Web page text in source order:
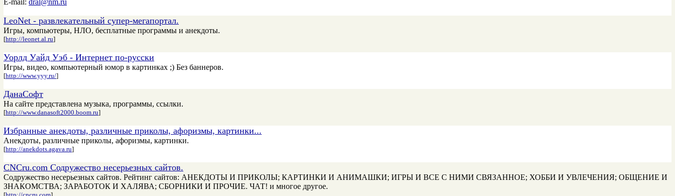
E-mail: dral@nm.ru
LeoNet - развлекательный супер-мегапортал.
Игры, компьютеры, НЛО, бесплатные программы и анекдоты.
[http://leonet.al.ru]
Уорлд Уайд Уэб - Интернет по-русски
Игры, видео, компьютерный юмор в картинках ;) Без баннеров.
[http://www.yyy.ru/]
ДанаСофт
На сайте представлена музыка, программы, ссылки.
[http://www.danasoft2000.boom.ru]
Избранные анекдоты, различные приколы, афоризмы, картинки...
Анекдоты, различные приколы, афоризмы, картинки.
[http://anekdots.agava.ru]
CNCru.com Содружество несерьезных сайтов.
Содружество несерьезных сайтов. Рейтинг сайтов: АНЕКДОТЫ И ПРИКОЛЫ; КАРТИНКИ И АНИМАШКИ; ИГРЫ И ВСЕ С НИМИ СВЯЗАННОЕ; ХОББИ И УВЛЕЧЕНИЯ; ОБЩЕНИЕ И
ЗНАКОМСТВА; ЗАРАБОТОК И ХАЛЯВА; СБОРНИКИ И ПРОЧИЕ. ЧАТ! и многое другое.